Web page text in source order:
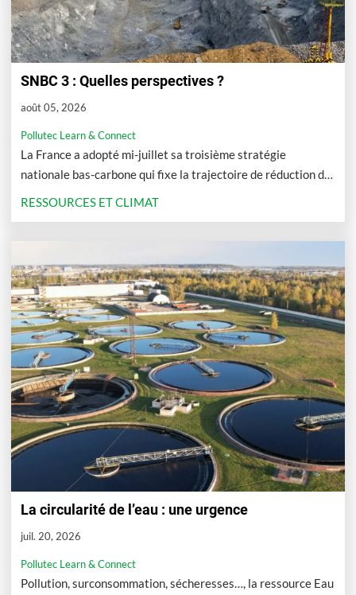
SNBC 3 : Quelles perspectives ?
août 05, 2026
Pollutec Learn & Connect
La France a adopté mi-juillet sa troisième stratégie
nationale bas-carbone qui fixe la trajectoire de réduction de
RESSOURCES ET CLIMAT
La circularité de l’eau : une urgence
juil. 20, 2026
Pollutec Learn & Connect
Pollution, surconsommation, sécheresses…, la ressource Eau